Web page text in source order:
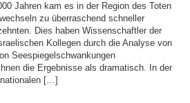
Jahren kam es in der Region des Toten
zu überraschend schneller
Dies haben Wissenschaftler der
Kollegen durch die Analyse von
Seespiegelschwankungen
die Ergebnisse als dramatisch. In der
[…]